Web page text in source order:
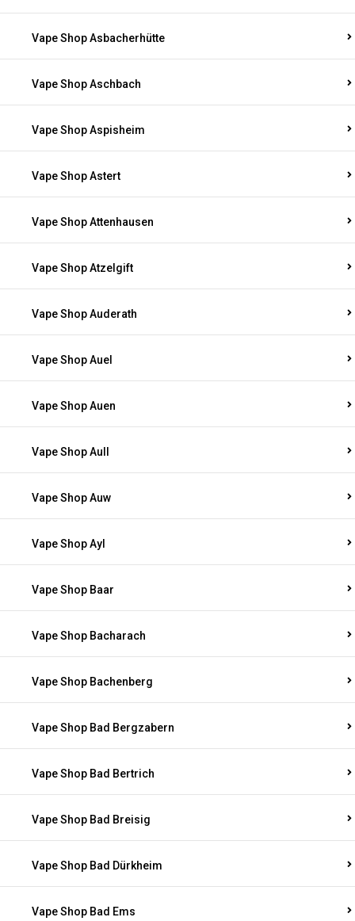
Vape Shop Asbacherhütte
Vape Shop Aschbach
Vape Shop Aspisheim
Vape Shop Astert
Vape Shop Attenhausen
Vape Shop Atzelgift
Vape Shop Auderath
Vape Shop Auel
Vape Shop Auen
Vape Shop Aull
Vape Shop Auw
Vape Shop Ayl
Vape Shop Baar
Vape Shop Bacharach
Vape Shop Bachenberg
Vape Shop Bad Bergzabern
Vape Shop Bad Bertrich
Vape Shop Bad Breisig
Vape Shop Bad Dürkheim
Vape Shop Bad Ems